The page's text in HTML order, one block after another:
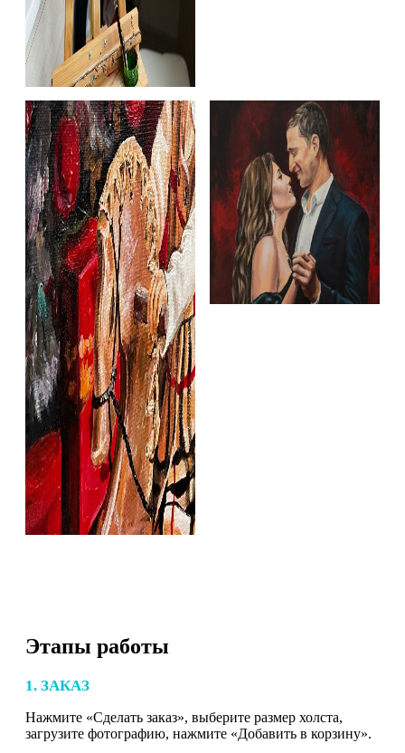
Этапы работы
1. ЗАКАЗ
Нажмите «Сделать заказ», выберите размер холста,
загрузите фотографию, нажмите «Добавить в корзину».